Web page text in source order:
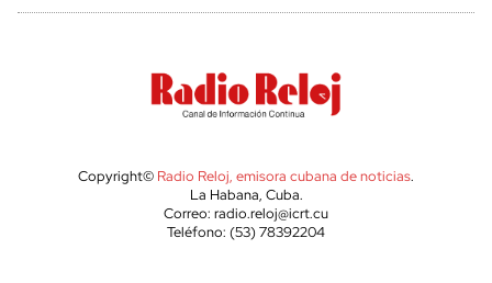
Copyright© Radio Reloj, emisora cubana de noticias.
La Habana, Cuba.
Correo: radio.reloj@icrt.cu
Teléfono: (53) 78392204